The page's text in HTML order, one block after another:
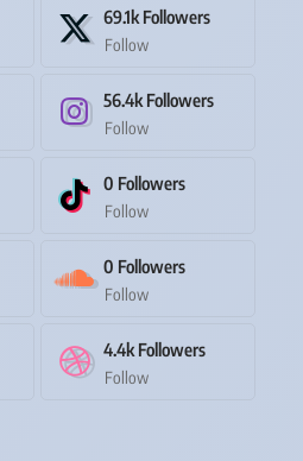
69.1k Followers
Follow
56.4k Followers
Follow
0 Followers
Follow
0 Followers
Follow
4.4k Followers
Follow